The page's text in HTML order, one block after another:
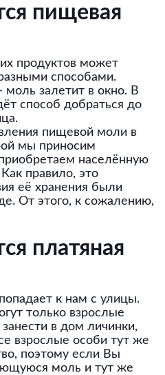
пищевая
продуктов может
способами.
залетит в окно. В
способ добраться до
пищевой моли в
мы приносим
населённую
правило, это
её хранения были
От этого, к сожалению,
платяная
к нам с улицы.
только взрослые
в дом личинки,
взрослые особи тут же
поэтому если Вы
моль и тут же